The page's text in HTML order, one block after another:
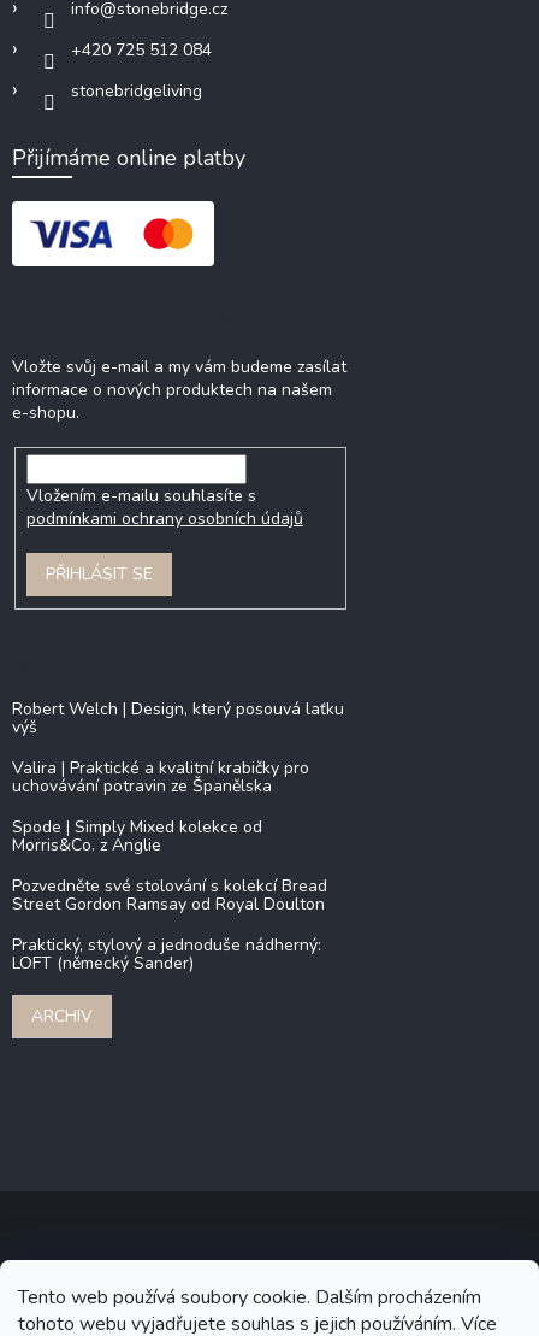
Tento web používá soubory cookie. Dalším procházením
tohoto webu vyjadřujete souhlas s jejich používáním. Více
info@stonebridge.cz
+420 725 512 084
stonebridgeliving
Přijímáme online platby
Vložte svůj e-mail a my vám budeme zasílat
informace o nových produktech na našem
e-shopu.
Vložením e-mailu souhlasíte s
podmínkami ochrany osobních údajů
PŘIHLÁSIT SE
Robert Welch | Design, který posouvá laťku
výš
Valira | Praktické a kvalitní krabičky pro
uchovávání potravin ze Španělska
Spode | Simply Mixed kolekce od
Morris&Co. z Anglie
Pozvedněte své stolování s kolekcí Bread
Street Gordon Ramsay od Royal Doulton
Praktický, stylový a jednoduše nádherný:
LOFT (německý Sander)
ARCHIV
Copyright 2026 Stonebridge . Všechna práva vyhrazena. Upravit
nastavení cookies